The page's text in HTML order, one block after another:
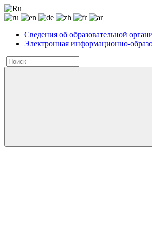
Сведения об образовательной
Электронная информационно-